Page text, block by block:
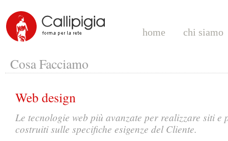
home chi siamo
Cosa Facciamo
Web design
Le tecnologie web più avanzate per realizzare siti e
costruiti sulle specifiche esigenze del Cliente.